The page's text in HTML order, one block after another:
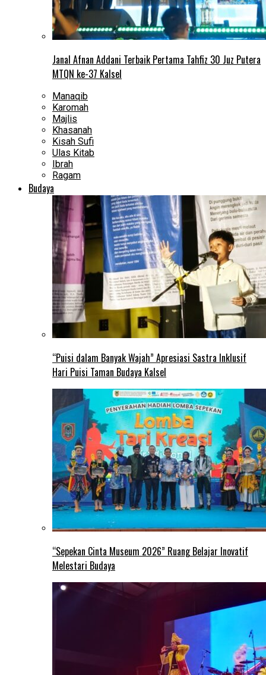
Janal Afnan Addani Terbaik Pertama Tahfiz 30 Juz Putera
MTQN ke-37 Kalsel
Manaqib
Karomah
Majlis
Khasanah
Kisah Sufi
Ulas Kitab
Ibrah
Ragam
Budaya
“Puisi dalam Banyak Wajah” Apresiasi Sastra Inklusif
Hari Puisi Taman Budaya Kalsel
“Sepekan Cinta Museum 2026” Ruang Belajar Inovatif
Melestari Budaya